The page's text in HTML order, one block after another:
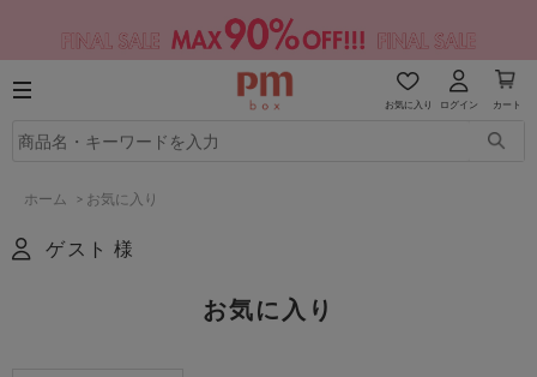
お気に入り ログイン カート
ホーム > お気に入り
ゲスト 様
お気に入り